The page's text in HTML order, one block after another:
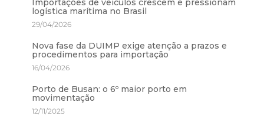
Importações de veículos crescem e pressionam
logística marítima no Brasil
29/04/2026
Nova fase da DUIMP exige atenção a prazos e
procedimentos para importação
16/04/2026
Porto de Busan: o 6º maior porto em
movimentação
12/11/2025